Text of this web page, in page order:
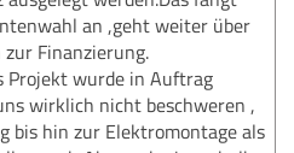
an ,geht weiter über
Finanzierung.
Projekt wurde in Auftrag
wirklich nicht beschweren ,
bis hin zur Elektromontage als